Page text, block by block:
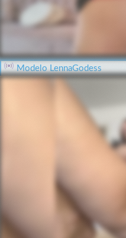
Modelo LennaGodess